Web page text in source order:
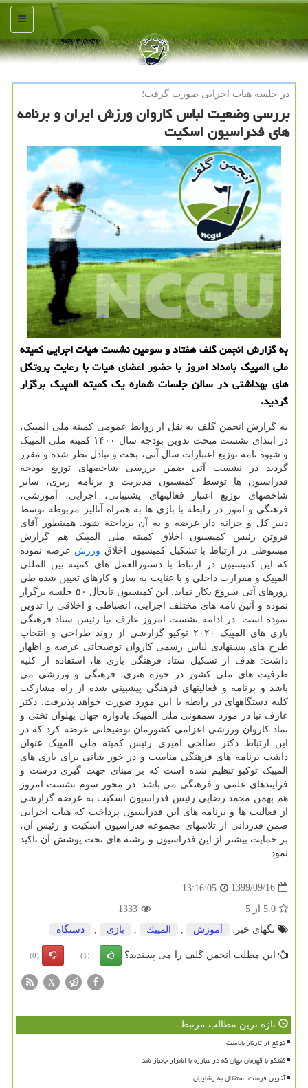
منو
در جلسه هیات اجرایی صورت گرفت؛
بررسی وضعیت لباس كاروان ورزش ایران و برنامه
های فدراسیون اسكیت
به گزارش انجمن گلف هفتاد و سومین نشست هیات اجرایی کمیته
ملی المپیک بامداد امروز با حضور اعضای هیات با رعایت پروتکل
های بهداشتی در سالن جلسات شماره یک کمیته المپیک برگزار
گردید.
به گزارش انجمن گلف به نقل از روابط عمومی کمیته ملی المپیک،
در ابتدای نشست مبحث تدوین بودجه سال ۱۴۰۰ کمیته ملی المپیک
و شیوه نامه توزیع اعتبارات سال آتی، بحث و تبادل نظر شده و مقرر
گردید در نشست آتی ضمن بررسی شاخصهای توزیع بودجه
فدراسیون ها توسط کمیسیون مدیریت و برنامه ریزی، سایر
شاخصهای توزیع اعتبار فعالیتهای پشتیبانی، اجرایی، آموزشی،
فرهنگی و امور در رابطه با بازی ها به همراه آنالیز مربوطه توسط
دبیر کل و خزانه دار عرضه و به آن پرداخته شود. همینطور آقای
فروتن رئیس کمیسیون اخلاق کمیته ملی المپیک هم گزارش
مبسوطی در ارتباط با تشکیل کمیسیون اخلاق ورزش عرضه نموده
که این کمیسیون در ارتباط با دستورالعمل های کمیته بین المللی
المپیک و مقرارت داخلی و با عنایت به ساز و کارهای تعیین شده طی
روزهای آتی شروع بکار نماید. این کمیسیون تابحال ۵۰ جلسه برگزار
نموده و آئین نامه های مختلف اجرایی، انضباطی و اخلاقی را تدوین
نموده است. در ادامه نشست امروز عارف نیا رئیس ستاد فرهنگی
بازی های المپیک ۲۰۲۰ توکیو گزارشی از روند طراحی و انتخاب
طرح های پیشنهادی لباس رسمی کاروان توضیحاتی عرضه و اظهار
داشت: هدف از تشکیل ستاد فرهنگی بازی ها، استفاده از کلیه
ظرفیت های ملی کشور در حوزه هنری، فرهنگی و ورزشی می
باشد و برنامه و فعالیتهای فرهنگی پیشبینی شده از راه مشارکت
کلیه دستگاههای در رابطه با این مورد صورت خواهد پذیرفت. دکتر
عارف نیا در مورد سمفونی ملی المپیک یادواره جهان پهلوان تختی و
نماد کاروان ورزشی اعزامی کشورمان توضیحاتی عرضه کرد که در
این ارتباط دکتر صالحی امیری رئیس کمیته ملی المپیک عنوان
داشت برنامه های فرهنگی مناسب و در خور شانی برای بازی های
المپیک توکیو تنظیم شده است که بر مبنای جهت گیری درست و
فرایندهای علمی و فرهنگی می باشد. در محور سوم نشست امروز
هم بهمن محمد رضایی رئیس فدراسیون اسکیت به عرضه گزارشی
از فعالیت ها و برنامه های این فدراسیون پرداخت که هیات اجرایی
ضمن قدردانی از تلاشهای مجموعه فدراسیون اسکیت و رئیس آن،
بر حمایت بیشتر از این فدراسیون و رشته های تحت پوشش آن تاکید
نمود.
1399/09/16
13:16:05
5.0 از 5
1333
تگهای خبر:
آموزش المپیك بازی دستگاه
این مطلب انجمن گلف را می پسندید؟ (1)
(0)
X
تازه ترین مطالب مرتبط
توقع از تارتار بالاست
گفتگو با قهرمان جهان که در مبارزه با اشرار جانباز شد
آخرین فرصت استقلال به رضاییان